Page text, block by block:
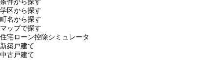
学区から探す
町名から探す
マップで探す
住宅ローン控除シミュレータ
新築戸建て
中古戸建て